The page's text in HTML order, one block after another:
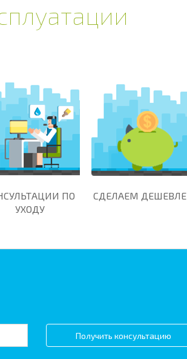
ПО
УХОДУ
СДЕЛАЕМ ДЕШЕВЛЕ
Получить консультацию